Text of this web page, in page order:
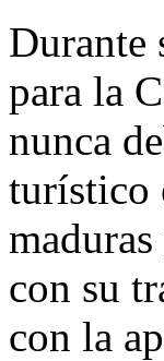
Durante
para la
nunca
turístico
con su
con la